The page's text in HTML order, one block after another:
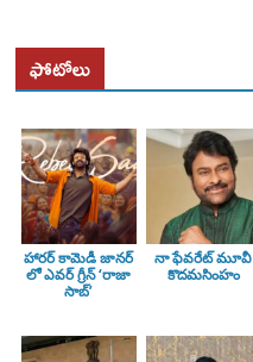
ఫోటోలు
హారర్ కామెడీ జానర్
లో ఎవర్ గ్రీన్ ‘రాజా
సాబ్’
నా ఫేవరేట్ మూవీ
కొదమసింహం